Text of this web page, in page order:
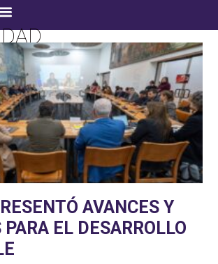
AVANCES Y
PARA EL DESARROLLO